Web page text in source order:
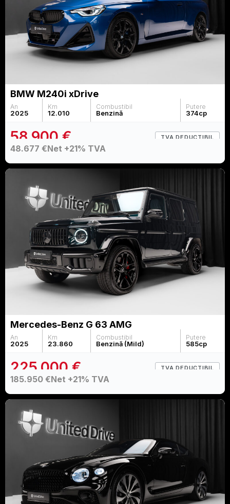
BMW M240i xDrive
An
2025
Km
12.010
Combustibil
Benzină
Putere
374cp
58.900 € TVA DEDUCTIBIL
48.677 €Net +21% TVA
Mercedes-Benz G 63 AMG
An
2025
Km
23.860
Combustibil
Benzină (Mild)
Putere
585cp
225.000 € TVA DEDUCTIBIL
185.950 €Net +21% TVA